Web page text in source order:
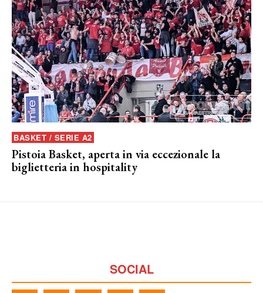
BASKET / SERIE A2
Pistoia Basket, aperta in via eccezionale la
biglietteria in hospitality
SOCIAL